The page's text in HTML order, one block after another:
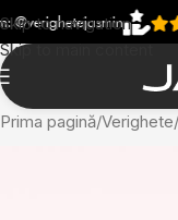
Skip to navigation
Skip to main content
Prima pagină Verighete